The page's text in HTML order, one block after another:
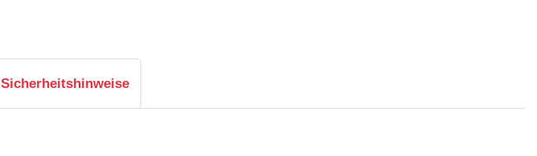
Sicherheitshinweise